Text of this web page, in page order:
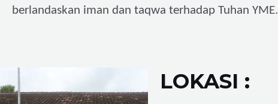
berlandaskan iman dan taqwa terhadap Tuhan YME.
LOKASI :